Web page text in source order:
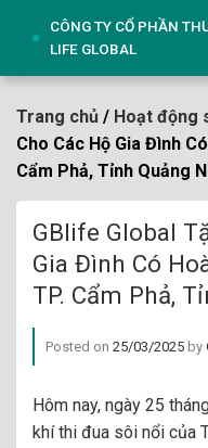
CÔNG TY CỔ PHẦN
LIFE GLOBAL
Trang chủ / Hoạt động
Cho Các Hộ Gia Đình
Cẩm Phả, Tỉnh Quảng
GBlife Global
Gia Đình Có
TP. Cẩm Phả,
Posted on 25/03/2025 by
Hôm nay, ngày 25
khí thi đua sôi nổi của